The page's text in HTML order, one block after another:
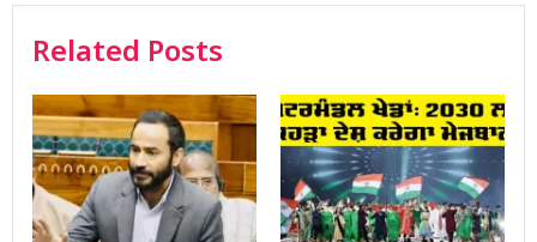
Related Posts